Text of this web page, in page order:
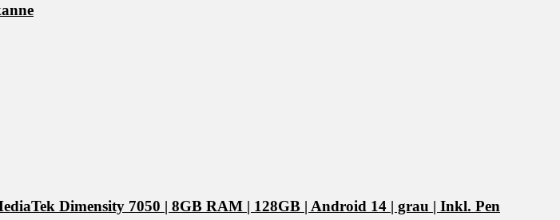
Dimensity 7050 | 8GB RAM | 128GB | Android 14 | grau | Inkl. Pen